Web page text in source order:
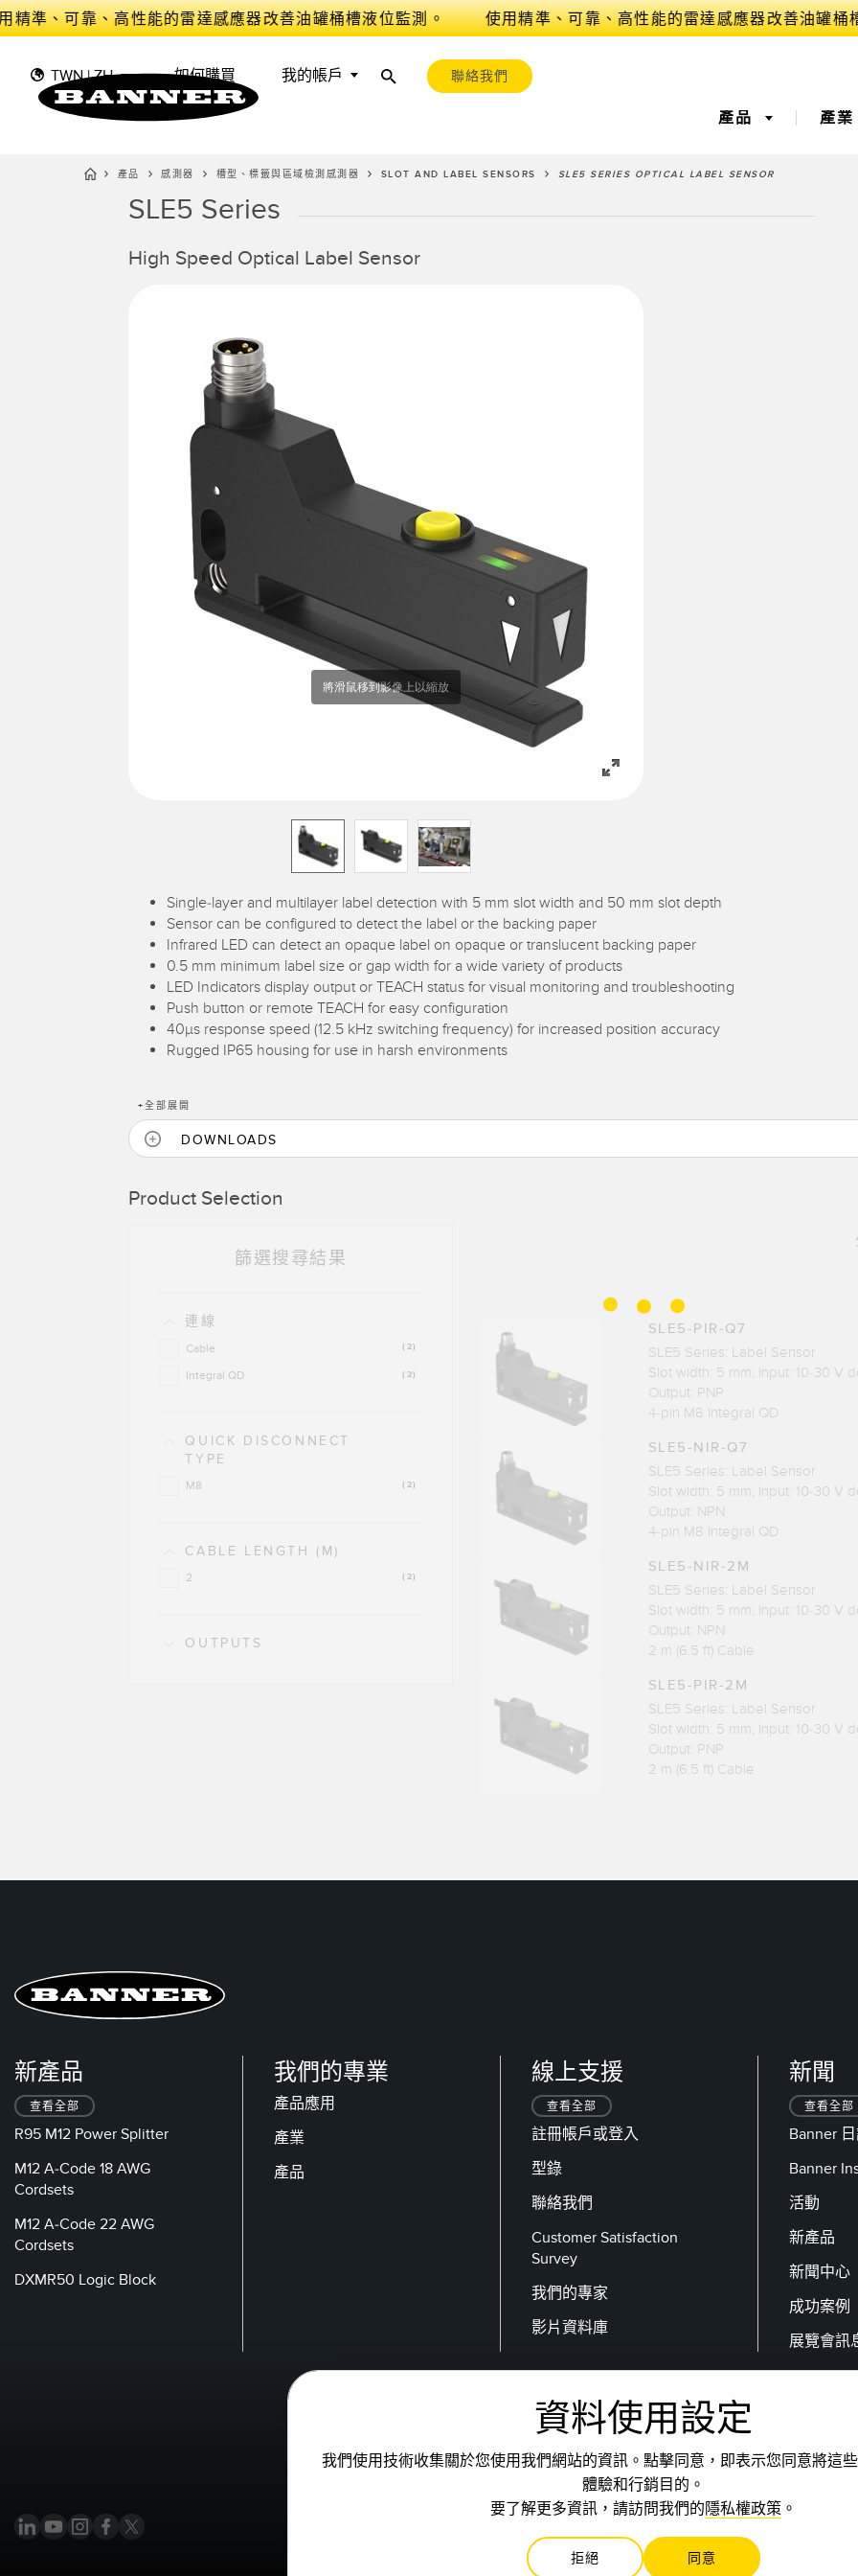
精準、可靠、高性能的雷達感應器改善油罐桶槽液位監測。
TWN | ZH 如何購買 我的帳戶 聯絡我們
產品
量測解決方案
BARCODE & VISION
CONNECTIVITY
感測器
光電感測器
轉換器​
連接線​
產業
工業物聯網與智慧工廠​
智慧感測器​
工業物聯網與智慧工廠​
前沿偵測 整體設備
缺料管理
IO-Link
產品 感測器 槽型、標籤與區域檢測感測器​ SLOT AND LABEL SENSORS SLE5 SERIES OPTICAL LABEL SENSOR
SLE5 Series
High Speed Optical Label Sensor
Single-layer and multilayer label detection with 5 mm slot width and 50 mm slot depth
Sensor can be configured to detect the label or the backing paper
Infrared LED can detect an opaque label on opaque or translucent backing paper
0.5 mm minimum label size or gap width for a wide variety of products
LED Indicators display output or TEACH status for visual monitoring and troubleshooting
Push button or remote TEACH for easy configuration
40µs response speed (12.5 kHz switching frequency) for increased position accuracy
Rugged IP65 housing for use in harsh environments
+全部展開
DOWNLOADS
Product Selection
篩選搜尋結果
連線
(2)
Cable
(2)
Integral QD
QUICK DISCONNECT
TYPE
(2)
M8
CABLE LENGTH (M)
(2)
2
OUTPUTS
SLE5-PIR-Q7
SLE5 Series: Label Sensor
Slot width: 5 mm; Input: 10-30 V
Output: PNP
4-pin M8 Integral QD
SLE5-NIR-Q7
SLE5 Series: Label Sensor
Slot width: 5 mm; Input: 10-30 V
Output: NPN
4-pin M8 Integral QD
SLE5-NIR-2M
SLE5 Series: Label Sensor
Slot width: 5 mm; Input: 10-30 V
Output: NPN
2 m (6.5 ft) Cable
SLE5-PIR-2M
SLE5 Series: Label Sensor
Slot width: 5 mm; Input: 10-30 V
Output: PNP
2 m (6.5 ft) Cable
新產品
查看全部
R95 M12 Power Splitter
M12 A-Code 18 AWG
Cordsets
M12 A-Code 22 AWG
Cordsets
DXMR50 Logic Block
我們的專業
產品應用
產業
產品
線上支援
查看全部
註冊帳戶或登入
型錄
聯絡我們
Customer Satisfaction
Survey
我們的專家
影片資料庫
新聞
查看全部
Banner
Banner
活動
新產品
新聞中心
成功案例
展覽會訊
電子郵件
資料使用設定
我們使用技術收集關於您使用我們網站的資訊。點擊同意，即表示您同意將這
體驗和行銷目的。
要了解更多資訊，請訪問我們的隱私權政策 。
拒絕 同意